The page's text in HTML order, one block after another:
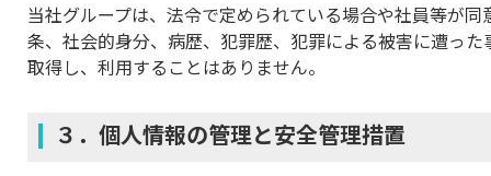
当社グループは、法令で定められている場合や社員等が
条、社会的身分、病歴、犯罪歴、犯罪による被害に遭っ
取得し、利用することはありません。
３．個人情報の管理と安全管理措置